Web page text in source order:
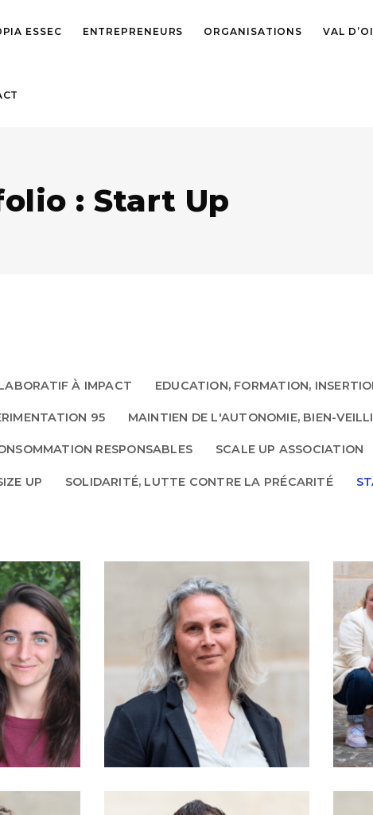
ESSEC ENTREPRENEURS ORGANISATIONS VAL
: Start Up
À IMPACT EDUCATION, FORMATION,
95 MAINTIEN DE L'AUTONOMIE, BIEN-
RESPONSABLES SCALE UP ASSOCIATION
UP SOLIDARITÉ, LUTTE CONTRE LA PRÉCARITÉ
EDUCATION, FORMATION,
INSERTION
PROFESSIONNELLE